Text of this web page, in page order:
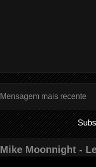
Mensagem mais recente
Mike Moonnight -